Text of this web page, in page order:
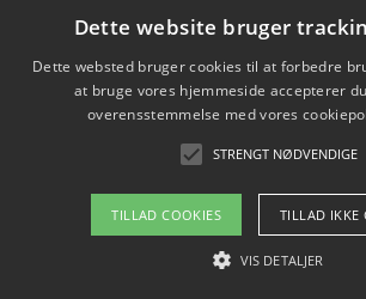
Hvordan nyheder om CO2-udledning
hverdag
Om / kontakt
Blog
Dette website bruger
Dette websted bruger cookies til at forbedre
at bruge vores hjemmeside accepterer
overensstemmelse med vores
STRENGT NØDVENDIGE
TILLAD COOKIES TILLAD IKKE
VIS DETALJER